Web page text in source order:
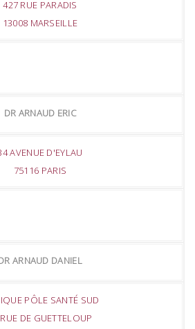
427 RUE PARADIS
13008 MARSEILLE
DR ARNAUD ERIC
AVENUE D'EYLAU
75116 PARIS
ARNAUD DANIEL
PÔLE SANTÉ SUD
DE GUETTELOUP